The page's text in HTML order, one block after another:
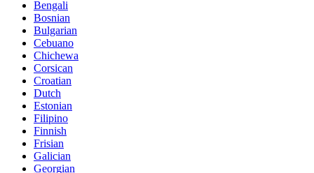
Bengali
Bosnian
Bulgarian
Cebuano
Chichewa
Corsican
Croatian
Dutch
Estonian
Filipino
Finnish
Frisian
Galician
Georgian